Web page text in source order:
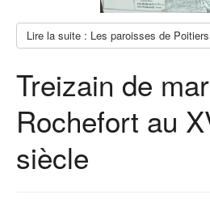
Lire la suite : Les paroisses de
Treizain de
Rochefort au
siècle